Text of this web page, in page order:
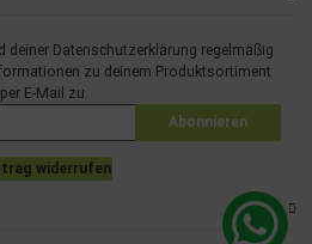
deiner Datenschutzerklärung regelmäßig
zu deinem Produktsortiment
per E-Mail zu.
Abonnieren
widerrufen